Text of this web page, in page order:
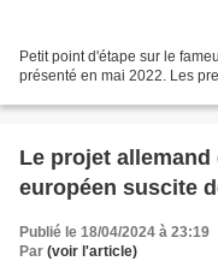
Petit point d'étape sur le
présenté en mai 2022. Les
Le projet
européen suscite
Publié le 18/04/2024 à 23:19
Par (voir l'article)